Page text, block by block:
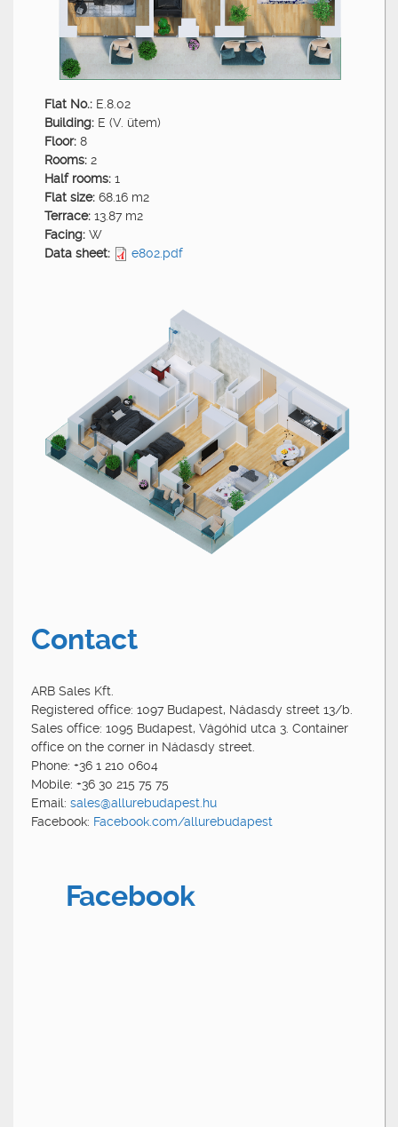
Flat No.: E.8.02
Building: E (V. ütem)
Floor: 8
Rooms: 2
Half rooms: 1
Flat size: 68.16 m2
Terrace: 13.87 m2
Facing: W
Data sheet:
e802.pdf
Contact
ARB Sales Kft.
Registered office: 1097 Budapest, Nádasdy street 13/b.
Sales office: 1095 Budapest, Vágóhíd utca 3. Container
office on the corner in Nádasdy street.
Phone: +36 1 210 0604
Mobile: +36 30 215 75 75
Email: sales@allurebudapest.hu
Facebook: Facebook.com/allurebudapest
Facebook